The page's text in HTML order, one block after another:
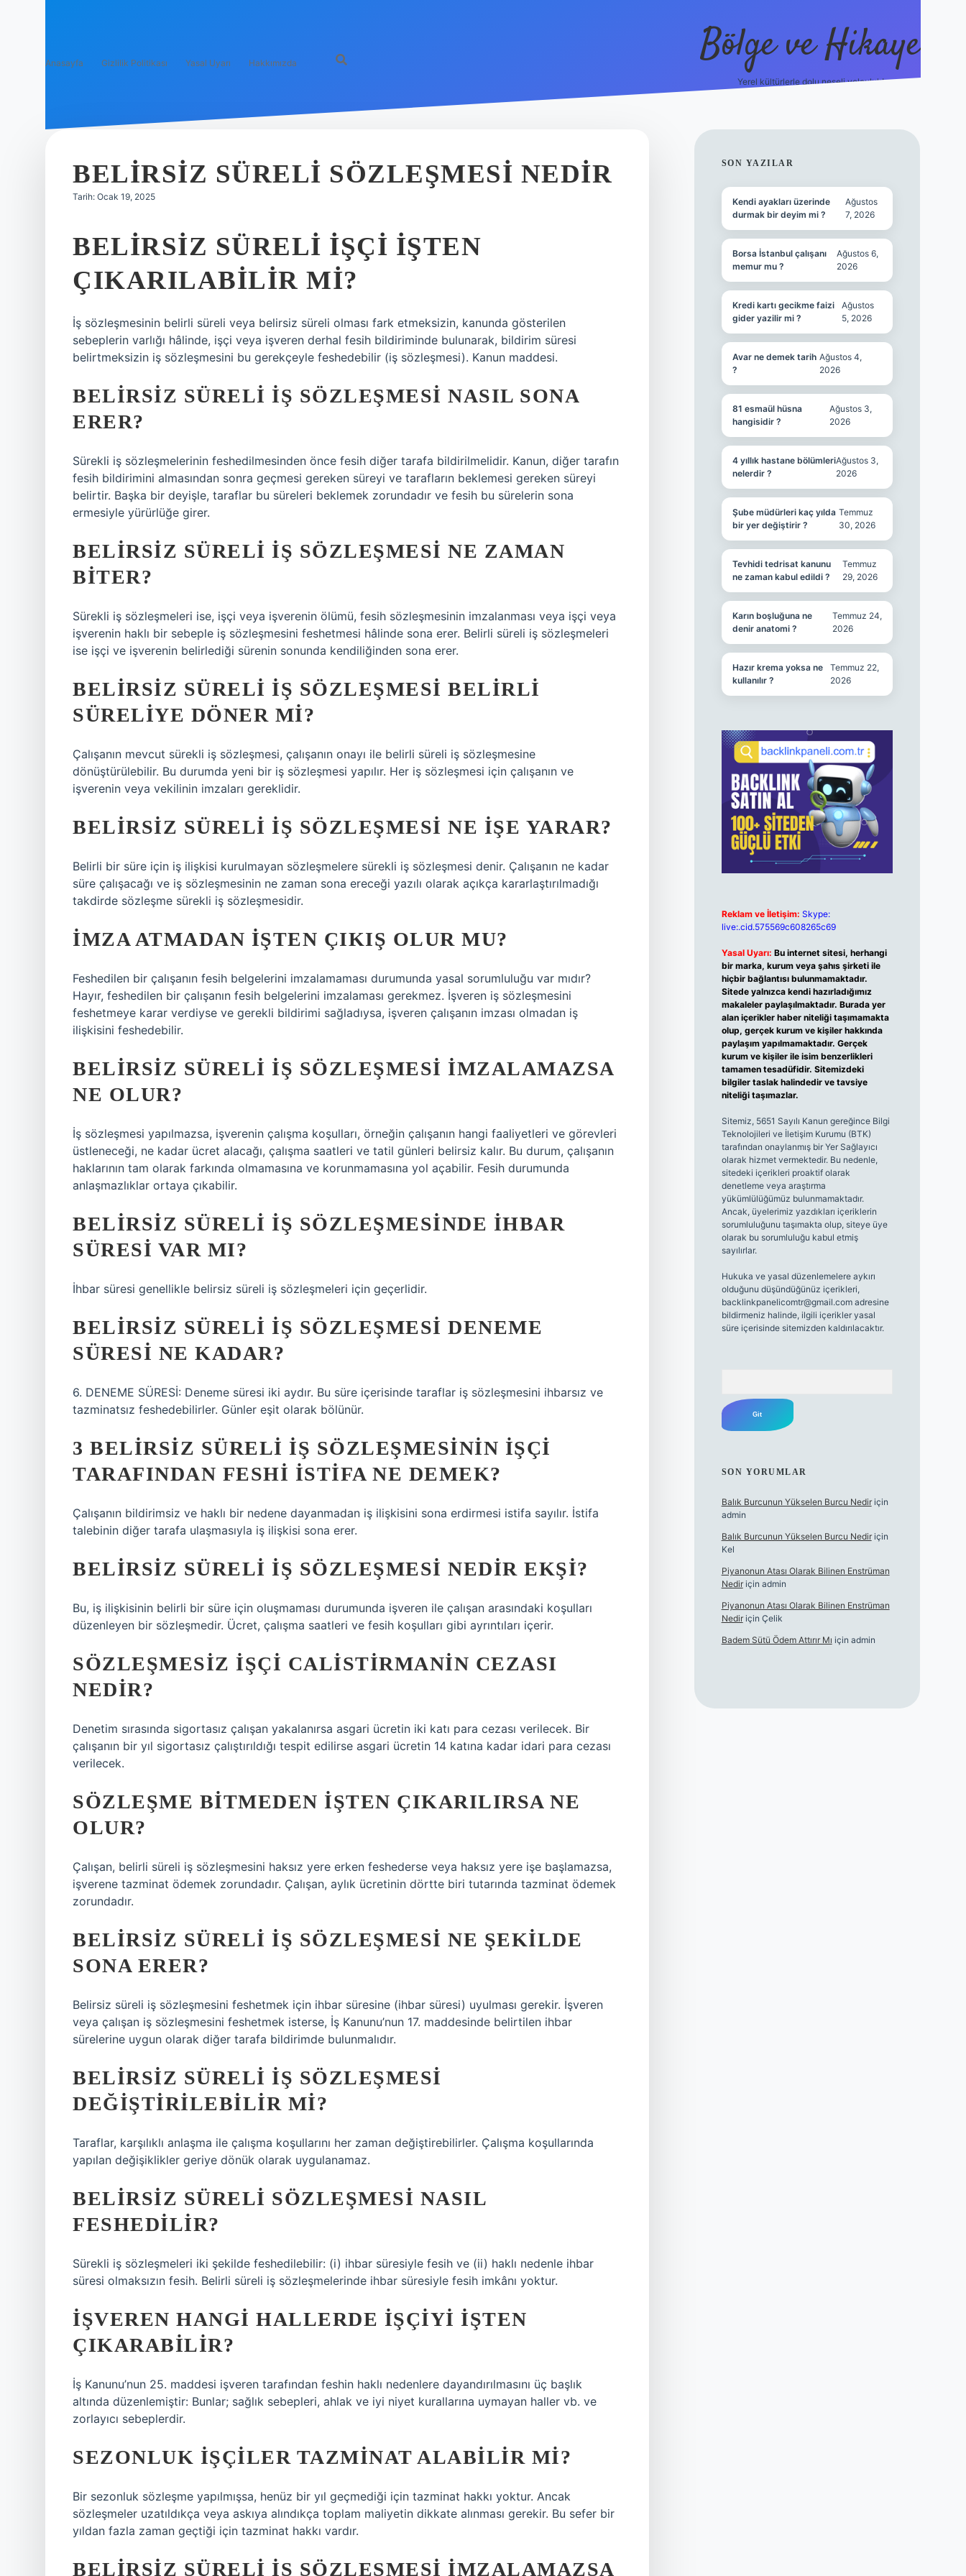
Anasayfa Gizlilik Politikası Yasal Uyarı Hakkımızda Bölge ve Hikaye
Yerel kültürlerle dolu neşeli yolculuk!
BELIRSIZ SÜRELI SÖZLEŞMESI NEDIR
Tarih: Ocak 19, 2025
BELIRSIZ SÜRELI IŞÇI IŞTEN
ÇIKARILABILIR MI?
İş sözleşmesinin belirli süreli veya belirsiz süreli olması fark etmeksizin, kanunda gösterilen
sebeplerin varlığı hâlinde, işçi veya işveren derhal fesih bildiriminde bulunarak, bildirim süresi
belirtmeksizin iş sözleşmesini bu gerekçeyle feshedebilir (iş sözleşmesi). Kanun maddesi.
BELIRSIZ SÜRELI IŞ SÖZLEŞMESI NASIL SONA
ERER?
Sürekli iş sözleşmelerinin feshedilmesinden önce fesih diğer tarafa bildirilmelidir. Kanun, diğer tarafın
fesih bildirimini almasından sonra geçmesi gereken süreyi ve tarafların beklemesi gereken süreyi
belirtir. Başka bir deyişle, taraflar bu süreleri beklemek zorundadır ve fesih bu sürelerin sona
ermesiyle yürürlüğe girer.
BELIRSIZ SÜRELI IŞ SÖZLEŞMESI NE ZAMAN
BITER?
Sürekli iş sözleşmeleri ise, işçi veya işverenin ölümü, fesih sözleşmesinin imzalanması veya işçi veya
işverenin haklı bir sebeple iş sözleşmesini feshetmesi hâlinde sona erer. Belirli süreli iş sözleşmeleri
ise işçi ve işverenin belirlediği sürenin sonunda kendiliğinden sona erer.
BELIRSIZ SÜRELI IŞ SÖZLEŞMESI BELIRLI
SÜRELIYE DÖNER MI?
Çalışanın mevcut sürekli iş sözleşmesi, çalışanın onayı ile belirli süreli iş sözleşmesine
dönüştürülebilir. Bu durumda yeni bir iş sözleşmesi yapılır. Her iş sözleşmesi için çalışanın ve
işverenin veya vekilinin imzaları gereklidir.
BELIRSIZ SÜRELI IŞ SÖZLEŞMESI NE IŞE YARAR?
Belirli bir süre için iş ilişkisi kurulmayan sözleşmelere sürekli iş sözleşmesi denir. Çalışanın ne kadar
süre çalışacağı ve iş sözleşmesinin ne zaman sona ereceği yazılı olarak açıkça kararlaştırılmadığı
takdirde sözleşme sürekli iş sözleşmesidir.
İMZA ATMADAN IŞTEN ÇIKIŞ OLUR MU?
Feshedilen bir çalışanın fesih belgelerini imzalamaması durumunda yasal sorumluluğu var mıdır?
Hayır, feshedilen bir çalışanın fesih belgelerini imzalaması gerekmez. İşveren iş sözleşmesini
feshetmeye karar verdiyse ve gerekli bildirimi sağladıysa, işveren çalışanın imzası olmadan iş
ilişkisini feshedebilir.
BELIRSIZ SÜRELI IŞ SÖZLEŞMESI IMZALAMAZSA
NE OLUR?
İş sözleşmesi yapılmazsa, işverenin çalışma koşulları, örneğin çalışanın hangi faaliyetleri ve görevleri
üstleneceği, ne kadar ücret alacağı, çalışma saatleri ve tatil günleri belirsiz kalır. Bu durum, çalışanın
haklarının tam olarak farkında olmamasına ve korunmamasına yol açabilir. Fesih durumunda
anlaşmazlıklar ortaya çıkabilir.
BELIRSIZ SÜRELI IŞ SÖZLEŞMESINDE IHBAR
SÜRESI VAR MI?
İhbar süresi genellikle belirsiz süreli iş sözleşmeleri için geçerlidir.
BELIRSIZ SÜRELI IŞ SÖZLEŞMESI DENEME
SÜRESI NE KADAR?
6. DENEME SÜRESİ: Deneme süresi iki aydır. Bu süre içerisinde taraflar iş sözleşmesini ihbarsız ve
tazminatsız feshedebilirler. Günler eşit olarak bölünür.
3 BELIRSIZ SÜRELI IŞ SÖZLEŞMESININ IŞÇI
TARAFINDAN FESHI ISTIFA NE DEMEK?
Çalışanın bildirimsiz ve haklı bir nedene dayanmadan iş ilişkisini sona erdirmesi istifa sayılır. İstifa
talebinin diğer tarafa ulaşmasıyla iş ilişkisi sona erer.
BELIRSIZ SÜRELI IŞ SÖZLEŞMESI NEDIR EKŞI?
Bu, iş ilişkisinin belirli bir süre için oluşmaması durumunda işveren ile çalışan arasındaki koşulları
düzenleyen bir sözleşmedir. Ücret, çalışma saatleri ve fesih koşulları gibi ayrıntıları içerir.
SÖZLEŞMESIZ IŞÇI CALISTIRMANIN CEZASI
NEDIR?
Denetim sırasında sigortasız çalışan yakalanırsa asgari ücretin iki katı para cezası verilecek. Bir
çalışanın bir yıl sigortasız çalıştırıldığı tespit edilirse asgari ücretin 14 katına kadar idari para cezası
verilecek.
SÖZLEŞME BITMEDEN IŞTEN ÇIKARILIRSA NE
OLUR?
Çalışan, belirli süreli iş sözleşmesini haksız yere erken feshederse veya haksız yere işe başlamazsa,
işverene tazminat ödemek zorundadır. Çalışan, aylık ücretinin dörtte biri tutarında tazminat ödemek
zorundadır.
BELIRSIZ SÜRELI IŞ SÖZLEŞMESI NE ŞEKILDE
SONA ERER?
Belirsiz süreli iş sözleşmesini feshetmek için ihbar süresine (ihbar süresi) uyulması gerekir. İşveren
veya çalışan iş sözleşmesini feshetmek isterse, İş Kanunu’nun 17. maddesinde belirtilen ihbar
sürelerine uygun olarak diğer tarafa bildirimde bulunmalıdır.
BELIRSIZ SÜRELI IŞ SÖZLEŞMESI
DEĞIŞTIRILEBILIR MI?
Taraflar, karşılıklı anlaşma ile çalışma koşullarını her zaman değiştirebilirler. Çalışma koşullarında
yapılan değişiklikler geriye dönük olarak uygulanamaz.
BELIRSIZ SÜRELI SÖZLEŞMESI NASIL
FESHEDILIR?
Sürekli iş sözleşmeleri iki şekilde feshedilebilir: (i) ihbar süresiyle fesih ve (ii) haklı nedenle ihbar
süresi olmaksızın fesih. Belirli süreli iş sözleşmelerinde ihbar süresiyle fesih imkânı yoktur.
İŞVEREN HANGI HALLERDE IŞÇIYI IŞTEN
ÇIKARABILIR?
İş Kanunu’nun 25. maddesi işveren tarafından feshin haklı nedenlere dayandırılmasını üç başlık
altında düzenlemiştir: Bunlar; sağlık sebepleri, ahlak ve iyi niyet kurallarına uymayan haller vb. ve
zorlayıcı sebeplerdir.
SEZONLUK IŞÇILER TAZMINAT ALABILIR MI?
Bir sezonluk sözleşme yapılmışsa, henüz bir yıl geçmediği için tazminat hakkı yoktur. Ancak
sözleşmeler uzatıldıkça veya askıya alındıkça toplam maliyetin dikkate alınması gerekir. Bu sefer bir
yıldan fazla zaman geçtiği için tazminat hakkı vardır.
BELIRSIZ SÜRELI IŞ SÖZLEŞMESI IMZALAMAZSA
SIDEBAR
SON YAZILAR
Kendi ayakları üzerinde
durmak bir deyim mi ?
Ağustos
7, 2026
Borsa İstanbul çalışanı
memur mu ?
Ağustos 6,
2026
Kredi kartı gecikme faizi
gider yazilir mi ?
Ağustos
5, 2026
Avar ne demek tarih
?
Ağustos 4,
2026
81 esmaül hüsna
hangisidir ?
Ağustos 3,
2026
4 yıllık hastane bölümleri
nelerdir ?
Ağustos 3,
2026
Şube müdürleri kaç yılda
bir yer değiştirir ?
Temmuz
30, 2026
Tevhidi tedrisat kanunu
ne zaman kabul edildi ?
Temmuz
29, 2026
Karın boşluğuna ne
denir anatomi ?
Temmuz 24,
2026
Hazır krema yoksa ne
kullanılır ?
Temmuz 22,
2026
Reklam ve İletişim: Skype:
live:.cid.575569c608265c69
Yasal Uyarı: Bu internet sitesi, herhangi
bir marka, kurum veya şahıs şirketi ile
hiçbir bağlantısı bulunmamaktadır.
Sitede yalnızca kendi hazırladığımız
makaleler paylaşılmaktadır. Burada yer
alan içerikler haber niteliği taşımamakta
olup, gerçek kurum ve kişiler hakkında
paylaşım yapılmamaktadır. Gerçek
kurum ve kişiler ile isim benzerlikleri
tamamen tesadüfidir. Sitemizdeki
bilgiler taslak halindedir ve tavsiye
niteliği taşımazlar.
Sitemiz, 5651 Sayılı Kanun gereğince Bilgi
Teknolojileri ve İletişim Kurumu (BTK)
tarafından onaylanmış bir Yer Sağlayıcı
olarak hizmet vermektedir. Bu nedenle,
sitedeki içerikleri proaktif olarak
denetleme veya araştırma
yükümlülüğümüz bulunmamaktadır.
Ancak, üyelerimiz yazdıkları içeriklerin
sorumluluğunu taşımakta olup, siteye üye
olarak bu sorumluluğu kabul etmiş
sayılırlar.
Hukuka ve yasal düzenlemelere aykırı
olduğunu düşündüğünüz içerikleri,
backlinkpanelicomtr@gmail.comadresine
bildirmeniz halinde, ilgili içerikler yasal
süre içerisinde sitemizden kaldırılacaktır.
SON YORUMLAR
Balık Burcunun Yükselen Burcu Nediriçin
admin
Balık Burcunun Yükselen Burcu Nediriçin
Kel
Piyanonun Atası Olarak Bilinen Enstrüman
Nediriçin admin
Piyanonun Atası Olarak Bilinen Enstrüman
Nediriçin Çelik
Badem Sütü Ödem Attırır Mı için admin
grand opera bet